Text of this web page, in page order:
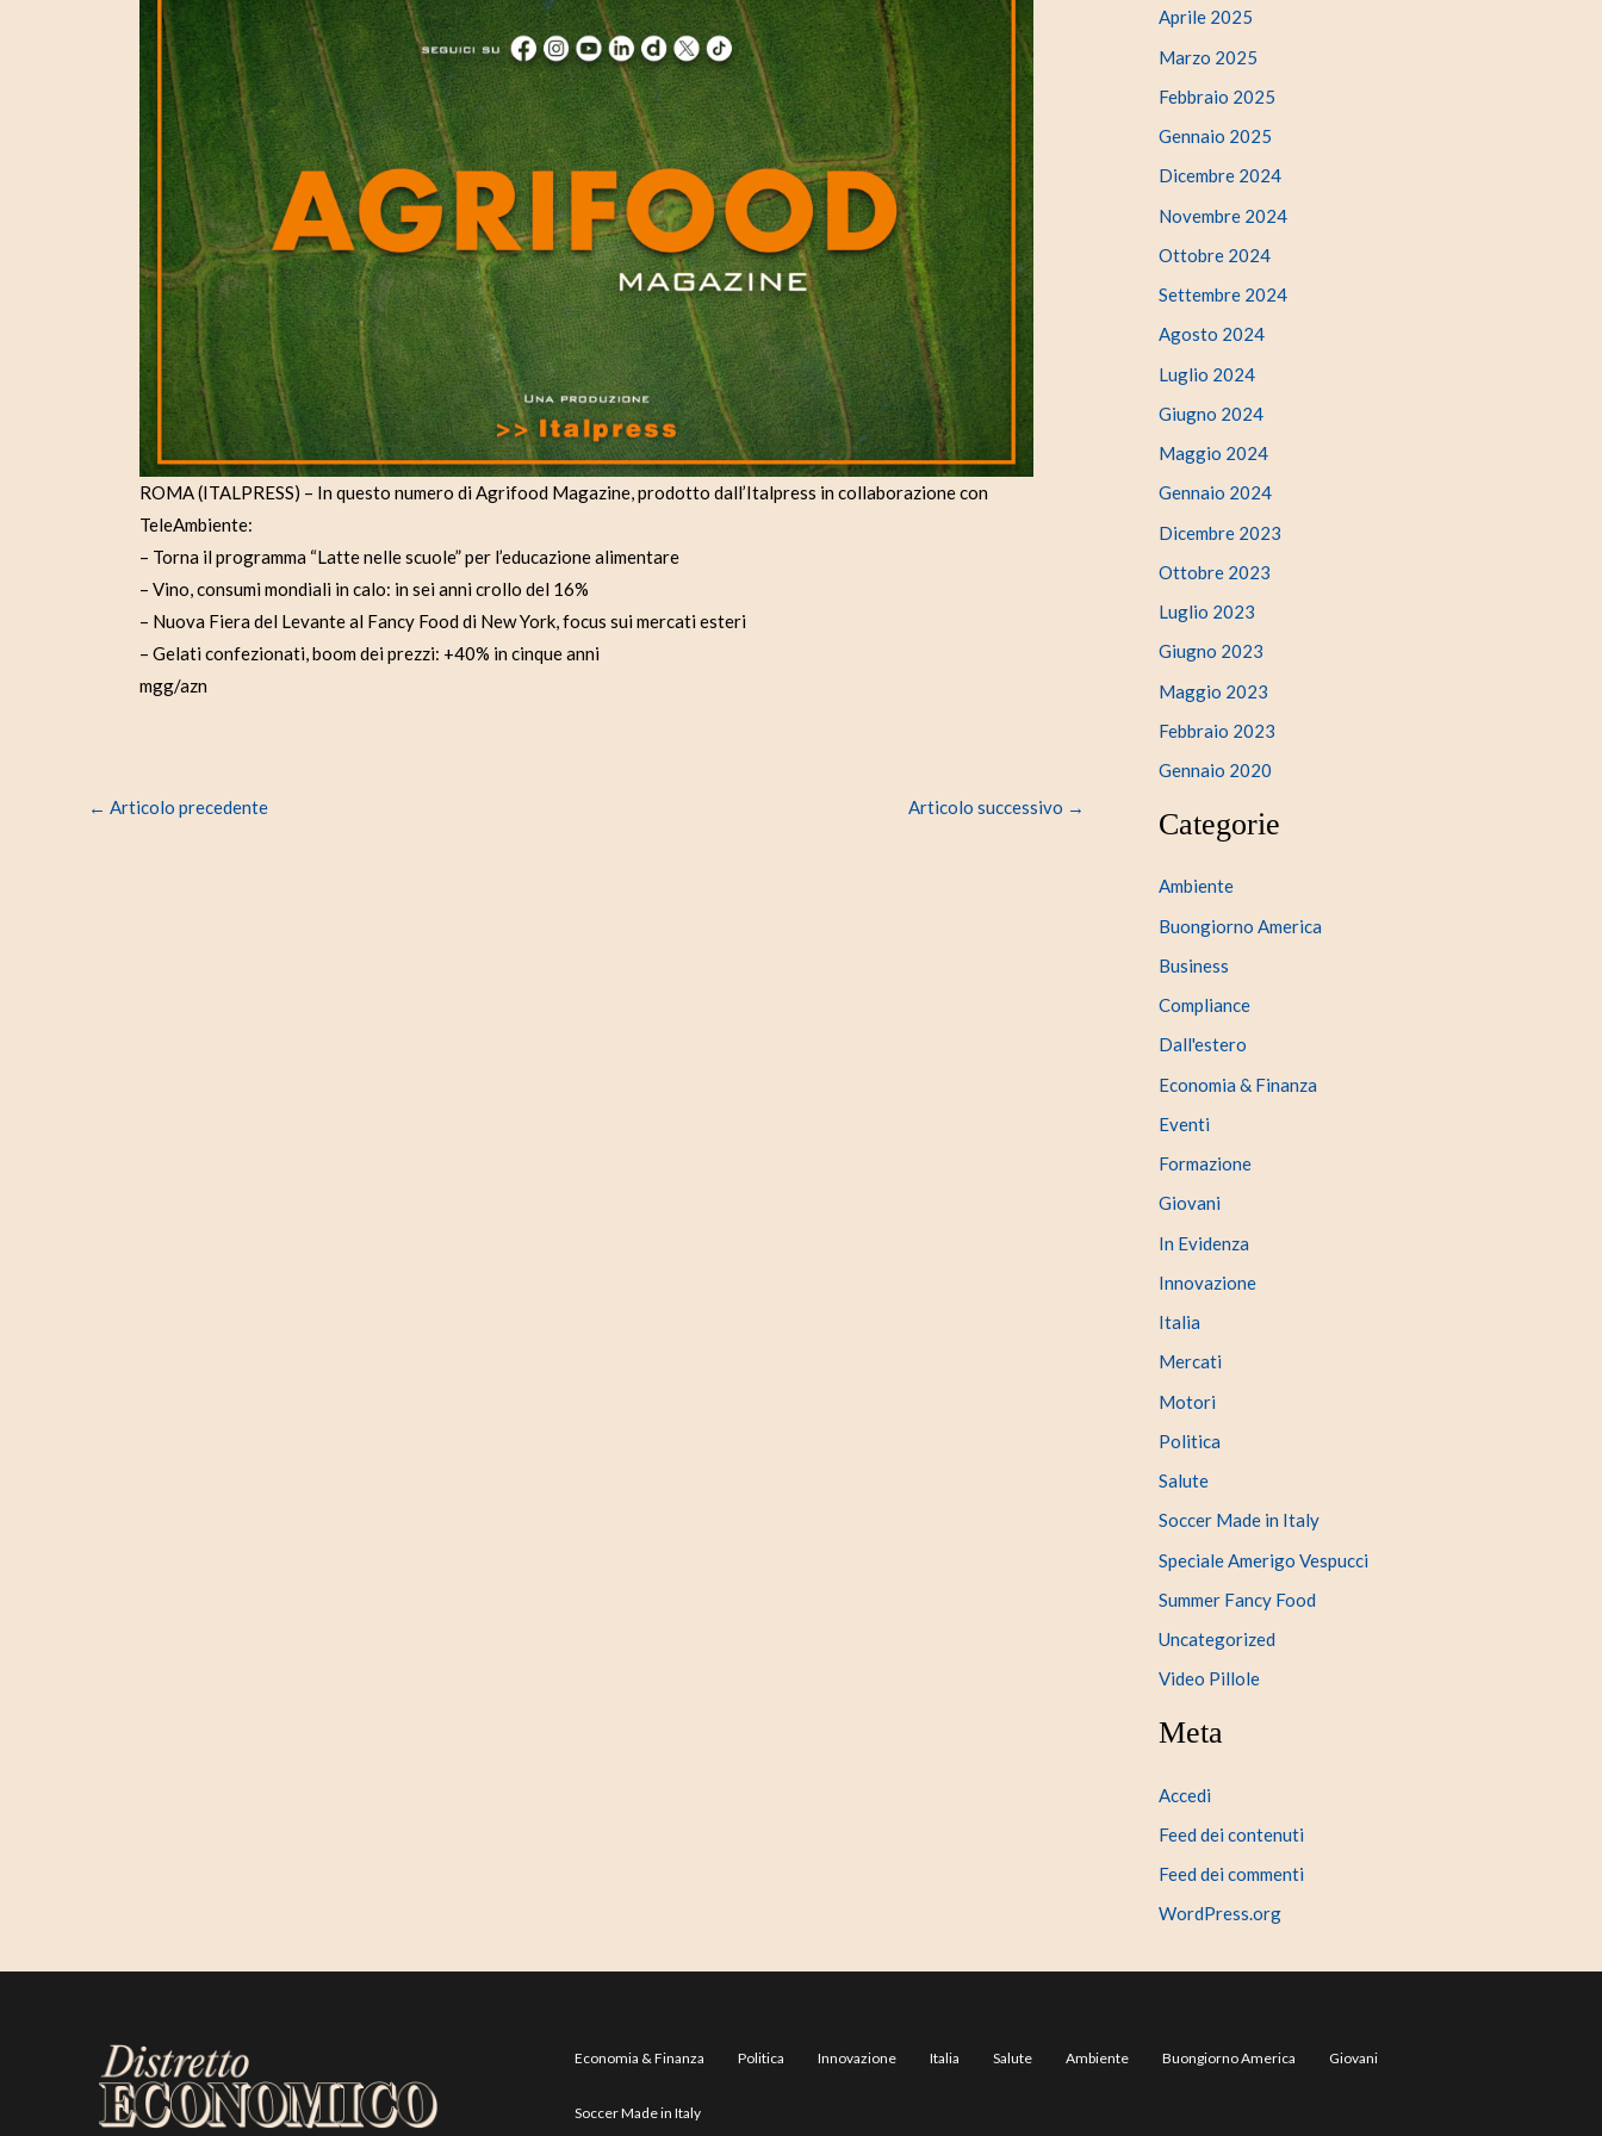
d
e
o
ROMA (ITALPRESS) – In questo numero di Agrifood Magazine, prodotto dall’Italpress in collaborazione con
TeleAmbiente:
– Torna il programma “Latte nelle scuole” per l’educazione alimentare
– Vino, consumi mondiali in calo: in sei anni crollo del 16%
– Nuova Fiera del Levante al Fancy Food di New York, focus sui mercati esteri
– Gelati confezionati, boom dei prezzi: +40% in cinque anni
mgg/azn
← Articolo precedente Articolo successivo →
Aprile 2025
Marzo 2025
Febbraio 2025
Gennaio 2025
Dicembre 2024
Novembre 2024
Ottobre 2024
Settembre 2024
Agosto 2024
Luglio 2024
Giugno 2024
Maggio 2024
Gennaio 2024
Dicembre 2023
Ottobre 2023
Luglio 2023
Giugno 2023
Maggio 2023
Febbraio 2023
Gennaio 2020
Categorie
Ambiente
Buongiorno America
Business
Compliance
Dall'estero
Economia & Finanza
Eventi
Formazione
Giovani
In Evidenza
Innovazione
Italia
Mercati
Motori
Politica
Salute
Soccer Made in Italy
Speciale Amerigo Vespucci
Summer Fancy Food
Uncategorized
Video Pillole
Meta
Accedi
Feed dei contenuti
Feed dei commenti
WordPress.org
Economia & Finanza Politica Innovazione Italia Salute Ambiente Buongiorno America Giovani
Soccer Made in Italy